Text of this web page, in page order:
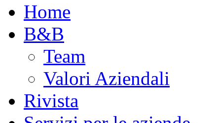
Home
B&B
Team
Valori Aziendali
Rivista